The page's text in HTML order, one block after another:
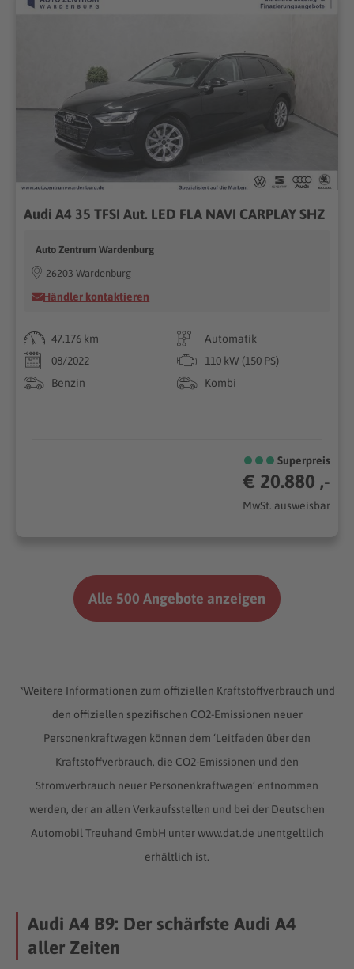
Audi A4 35 TFSI Aut. LED FLA NAVI CARPLAY SHZ
Auto Zentrum Wardenburg
26203 Wardenburg
Händler kontaktieren
47.176 km
Automatik
08/2022
110 kW (150 PS)
Benzin
Kombi
Superpreis
€ 20.880 ,-
MwSt. ausweisbar
Alle 500 Angebote anzeigen
*Weitere Informationen zum offiziellen Kraftstoffverbrauch und
den offiziellen spezifischen CO2-Emissionen neuer
Personenkraftwagen können dem ‘Leitfaden über den
Kraftstoffverbrauch, die CO2-Emissionen und den
Stromverbrauch neuer Personenkraftwagen’ entnommen
werden, der an allen Verkaufsstellen und bei der Deutschen
Automobil Treuhand GmbH unter www.dat.de unentgeltlich
erhältlich ist.
Audi A4 B9: Der schärfste Audi A4
aller Zeiten